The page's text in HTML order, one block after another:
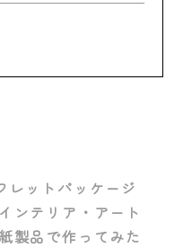
レット パッケージ
インテリア・アート
紙製品で作ってみた